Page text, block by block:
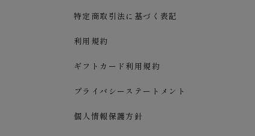
特定商取引法に基づく表記
利用規約
ギフトカード利用規約
プライバシーステートメント
個人情報保護方針